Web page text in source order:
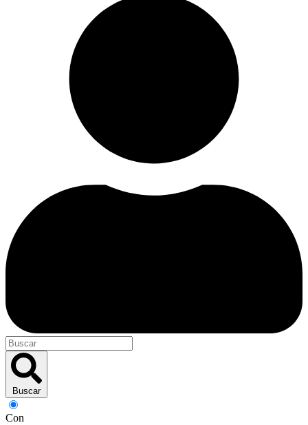
Buscar
Con